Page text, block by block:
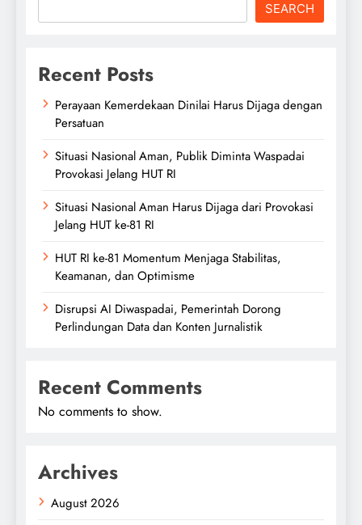
SEARCH
Recent Posts
Perayaan Kemerdekaan Dinilai Harus Dijaga dengan
Persatuan
Situasi Nasional Aman, Publik Diminta Waspadai
Provokasi Jelang HUT RI
Situasi Nasional Aman Harus Dijaga dari Provokasi
Jelang HUT ke-81 RI
HUT RI ke-81 Momentum Menjaga Stabilitas,
Keamanan, dan Optimisme
Disrupsi AI Diwaspadai, Pemerintah Dorong
Perlindungan Data dan Konten Jurnalistik
Recent Comments
No comments to show.
Archives
August 2026